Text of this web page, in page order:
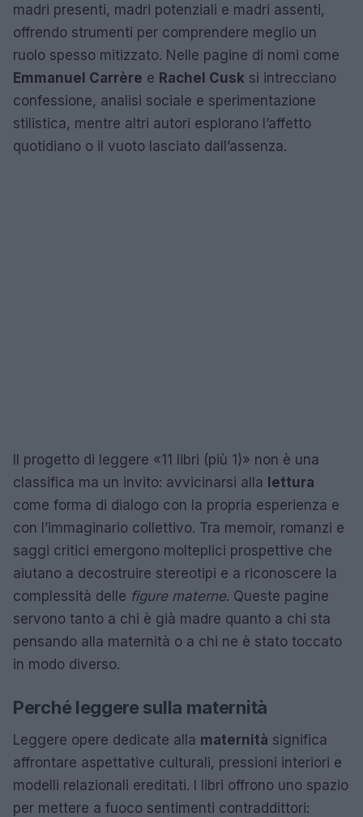
madri presenti, madri potenziali e madri assenti,
offrendo strumenti per comprendere meglio un
ruolo spesso mitizzato. Nelle pagine di nomi come
Emmanuel Carrère e Rachel Cusk si intrecciano
confessione, analisi sociale e sperimentazione
stilistica, mentre altri autori esplorano l’affetto
quotidiano o il vuoto lasciato dall’assenza.
Il progetto di leggere «11 libri (più 1)» non è una
classifica ma un invito: avvicinarsi alla lettura
come forma di dialogo con la propria esperienza e
con l’immaginario collettivo. Tra memoir, romanzi e
saggi critici emergono molteplici prospettive che
aiutano a decostruire stereotipi e a riconoscere la
complessità delle figure materne. Queste pagine
servono tanto a chi è già madre quanto a chi sta
pensando alla maternità o a chi ne è stato toccato
in modo diverso.
Perché leggere sulla maternità
Leggere opere dedicate alla maternità significa
affrontare aspettative culturali, pressioni interiori e
modelli relazionali ereditati. I libri offrono uno spazio
per mettere a fuoco sentimenti contraddittori: